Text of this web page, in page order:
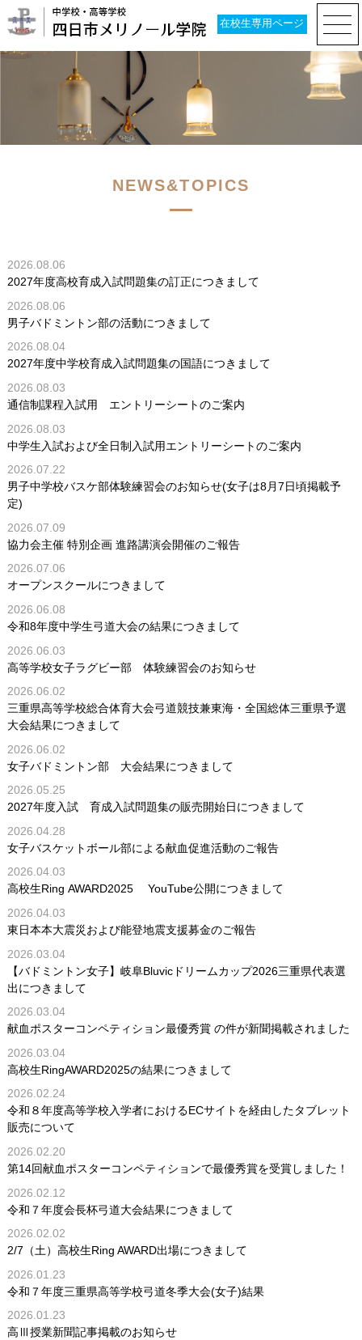
在校生専用ページ
NEWS&TOPICS
2026.08.06
2027年度高校育成入試問題集の訂正につきまして
2026.08.06
男子バドミントン部の活動につきまして
2026.08.04
2027年度中学校育成入試問題集の国語につきまして
2026.08.03
通信制課程入試用 エントリーシートのご案内
2026.08.03
中学生入試および全日制入試用エントリーシートのご案内
2026.07.22
男子中学校バスケ部体験練習会のお知らせ(女子は8月7日頃掲載予
定)
2026.07.09
協力会主催 特別企画 進路講演会開催のご報告
2026.07.06
オープンスクールにつきまして
2026.06.08
令和8年度中学生弓道大会の結果につきまして
2026.06.03
高等学校女子ラグビー部 体験練習会のお知らせ
2026.06.02
三重県高等学校総合体育大会弓道競技兼東海・全国総体三重県予選
大会結果につきまして
2026.06.02
女子バドミントン部 大会結果につきまして
2026.05.25
2027年度入試 育成入試問題集の販売開始日につきまして
2026.04.28
女子バスケットボール部による献血促進活動のご報告
2026.04.03
高校生Ring AWARD2025 YouTube公開につきまして
2026.04.03
東日本本大震災および能登地震支援募金のご報告
2026.03.04
【バドミントン女子】岐阜Bluvicドリームカップ2026三重県代表選
出につきまして
2026.03.04
献血ポスターコンペティション最優秀賞 の件が新聞掲載されました
2026.03.04
高校生RingAWARD2025の結果につきまして
2026.02.24
令和８年度高等学校入学者におけるECサイトを経由したタブレット
販売について
2026.02.20
第14回献血ポスターコンペティションで最優秀賞を受賞しました！
2026.02.12
令和７年度会長杯弓道大会結果につきまして
2026.02.02
2/7（土）高校生Ring AWARD出場につきまして
2026.01.23
令和７年度三重県高等学校弓道冬季大会(女子)結果
2026.01.23
高Ⅲ授業新聞記事掲載のお知らせ